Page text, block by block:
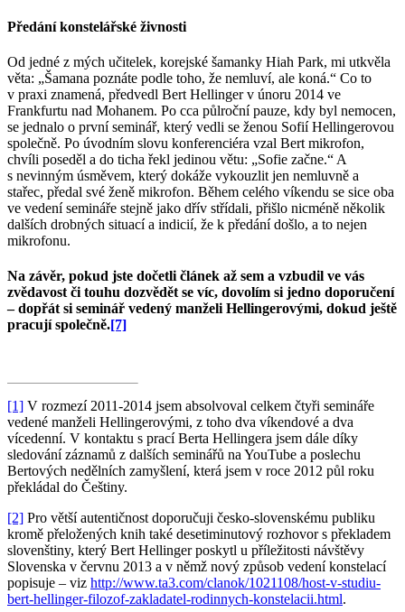
Předání konstelářské živnosti
Od jedné z mých učitelek, korejské šamanky Hiah Park, mi utkvěla
věta: „Šamana poznáte podle toho, že nemluví, ale koná.“ Co to
v praxi znamená, předvedl Bert Hellinger v únoru 2014 ve
Frankfurtu nad Mohanem. Po cca půlroční pauze, kdy byl nemocen,
se jednalo o první seminář, který vedli se ženou Sofií Hellingerovou
společně. Po úvodním slovu konferenciéra vzal Bert mikrofon,
chvíli poseděl a do ticha řekl jedinou větu: „Sofie začne.“ A
s nevinným úsměvem, který dokáže vykouzlit jen nemluvně a
stařec, předal své ženě mikrofon. Během celého víkendu se sice oba
ve vedení semináře stejně jako dřív střídali, přišlo nicméně několik
dalších drobných situací a indicií, že k předání došlo, a to nejen
mikrofonu.
Na závěr, pokud jste dočetli článek až sem a vzbudil ve vás
zvědavost či touhu dozvědět se víc, dovolím si jedno doporučení
– dopřát si seminář vedený manželi Hellingerovými, dokud ještě
pracují společně.[7]
[1] V rozmezí 2011-2014 jsem absolvoval celkem čtyři semináře
vedené manželi Hellingerovými, z toho dva víkendové a dva
vícedenní. V kontaktu s prací Berta Hellingera jsem dále díky
sledování záznamů z dalších seminářů na YouTube a poslechu
Bertových nedělních zamyšlení, která jsem v roce 2012 půl roku
překládal do Češtiny.
[2] Pro větší autentičnost doporučuji česko-slovenskému publiku
kromě přeložených knih také desetiminutový rozhovor s překladem
slovenštiny, který Bert Hellinger poskytl u příležitosti návštěvy
Slovenska v červnu 2013 a v němž nový způsob vedení konstelací
popisuje – viz http://www.ta3.com/clanok/1021108/host-v-studiu-
bert-hellinger-filozof-zakladatel-rodinnych-konstelacii.html.